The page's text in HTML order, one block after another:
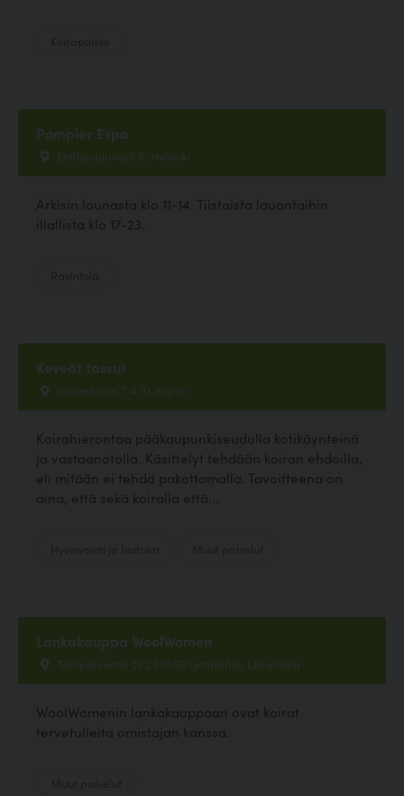
Pompier Espa
Eteläesplanadi 8, Helsinki
Arkisin lounasta klo 11-14. Tiistaista lauantaihin
illallista klo 17-23.
Keveät tassut
Jousenkaari 7 A 10, Espoo
Koirahierontaa pääkaupunkiseudulla kotikäynteinä
ja vastaanotolla. Käsittelyt tehdään koiran ehdoilla,
eli mitään ei tehdä pakottamalla. Tavoitteena on
aina, että sekä koiralla että...
Lankakauppa WoolWomen
Tampereentie 272 37560 Lempäälä, Lempäälä
WoolWomenin lankakauppaan ovat koirat
tervetulleita omistajan kanssa.